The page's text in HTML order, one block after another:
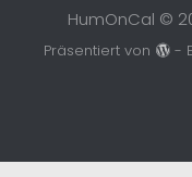
HumOnCal ©
Präsentiert von -